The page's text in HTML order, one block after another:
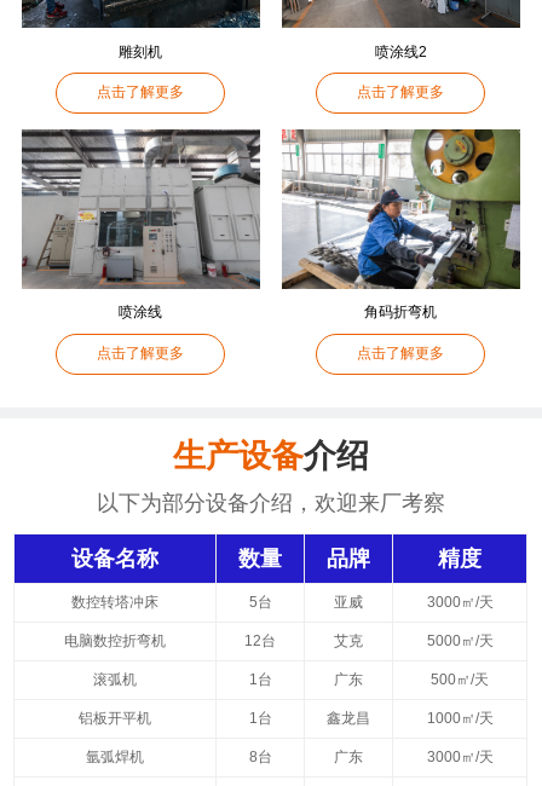
雕刻机
点击了解更多
喷涂线2
点击了解更多
喷涂线
点击了解更多
角码折弯机
点击了解更多
生产设备介绍
以下为部分设备介绍，欢迎来厂考察
设备名称 数量 品牌 精度
数控转塔冲床 5台 亚威 3000㎡/天
电脑数控折弯机 12台 艾克 5000㎡/天
滚弧机 1台 广东 500㎡/天
铝板开平机 1台 鑫龙昌 1000㎡/天
氩弧焊机 8台 广东 3000㎡/天